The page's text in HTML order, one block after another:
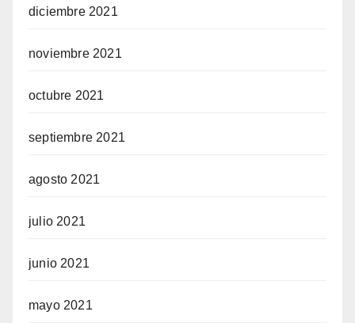
diciembre 2021
noviembre 2021
octubre 2021
septiembre 2021
agosto 2021
julio 2021
junio 2021
mayo 2021